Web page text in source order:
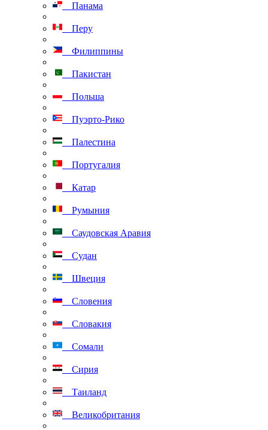
Панама
Перу
Филиппины
Пакистан
Польша
Пуэрто-Рико
Палестина
Португалия
Катар
Румыния
Саудовская Аравия
Судан
Швеция
Словения
Словакия
Сомали
Сирия
Таиланд
Великобритания